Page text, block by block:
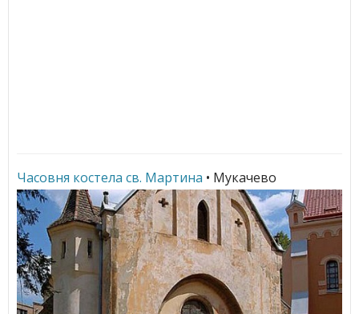
Часовня костела св. Мартина • Мукачево